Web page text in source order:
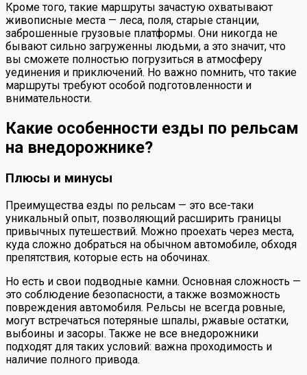
Кроме того, такие маршруты зачастую охватывают
живописные места — леса, поля, старые станции,
заброшенные грузовые платформы. Они никогда не
бывают сильно загруженны людьми, а это значит, что
вы сможете полностью погрузиться в атмосферу
уединения и приключений. Но важно помнить, что такие
маршруты требуют особой подготовленности и
внимательности.
Какие особенности езды по рельсам
на внедорожнике?
Плюсы и минусы
Преимущества езды по рельсам — это все-таки
уникальный опыт, позволяющий расширить границы
привычных путешествий. Можно проехать через места,
куда сложно добраться на обычном автомобиле, обходя
препятствия, которые есть на обочинах.
Но есть и свои подводные камни. Основная сложность —
это соблюдение безопасности, а также возможность
повреждения автомобиля. Рельсы не всегда ровные,
могут встречаться потеряные шпалы, ржавые остатки,
выбоины и засоры. Также не все внедорожники
подходят для таких условий: важна проходимость и
наличие полного привода.